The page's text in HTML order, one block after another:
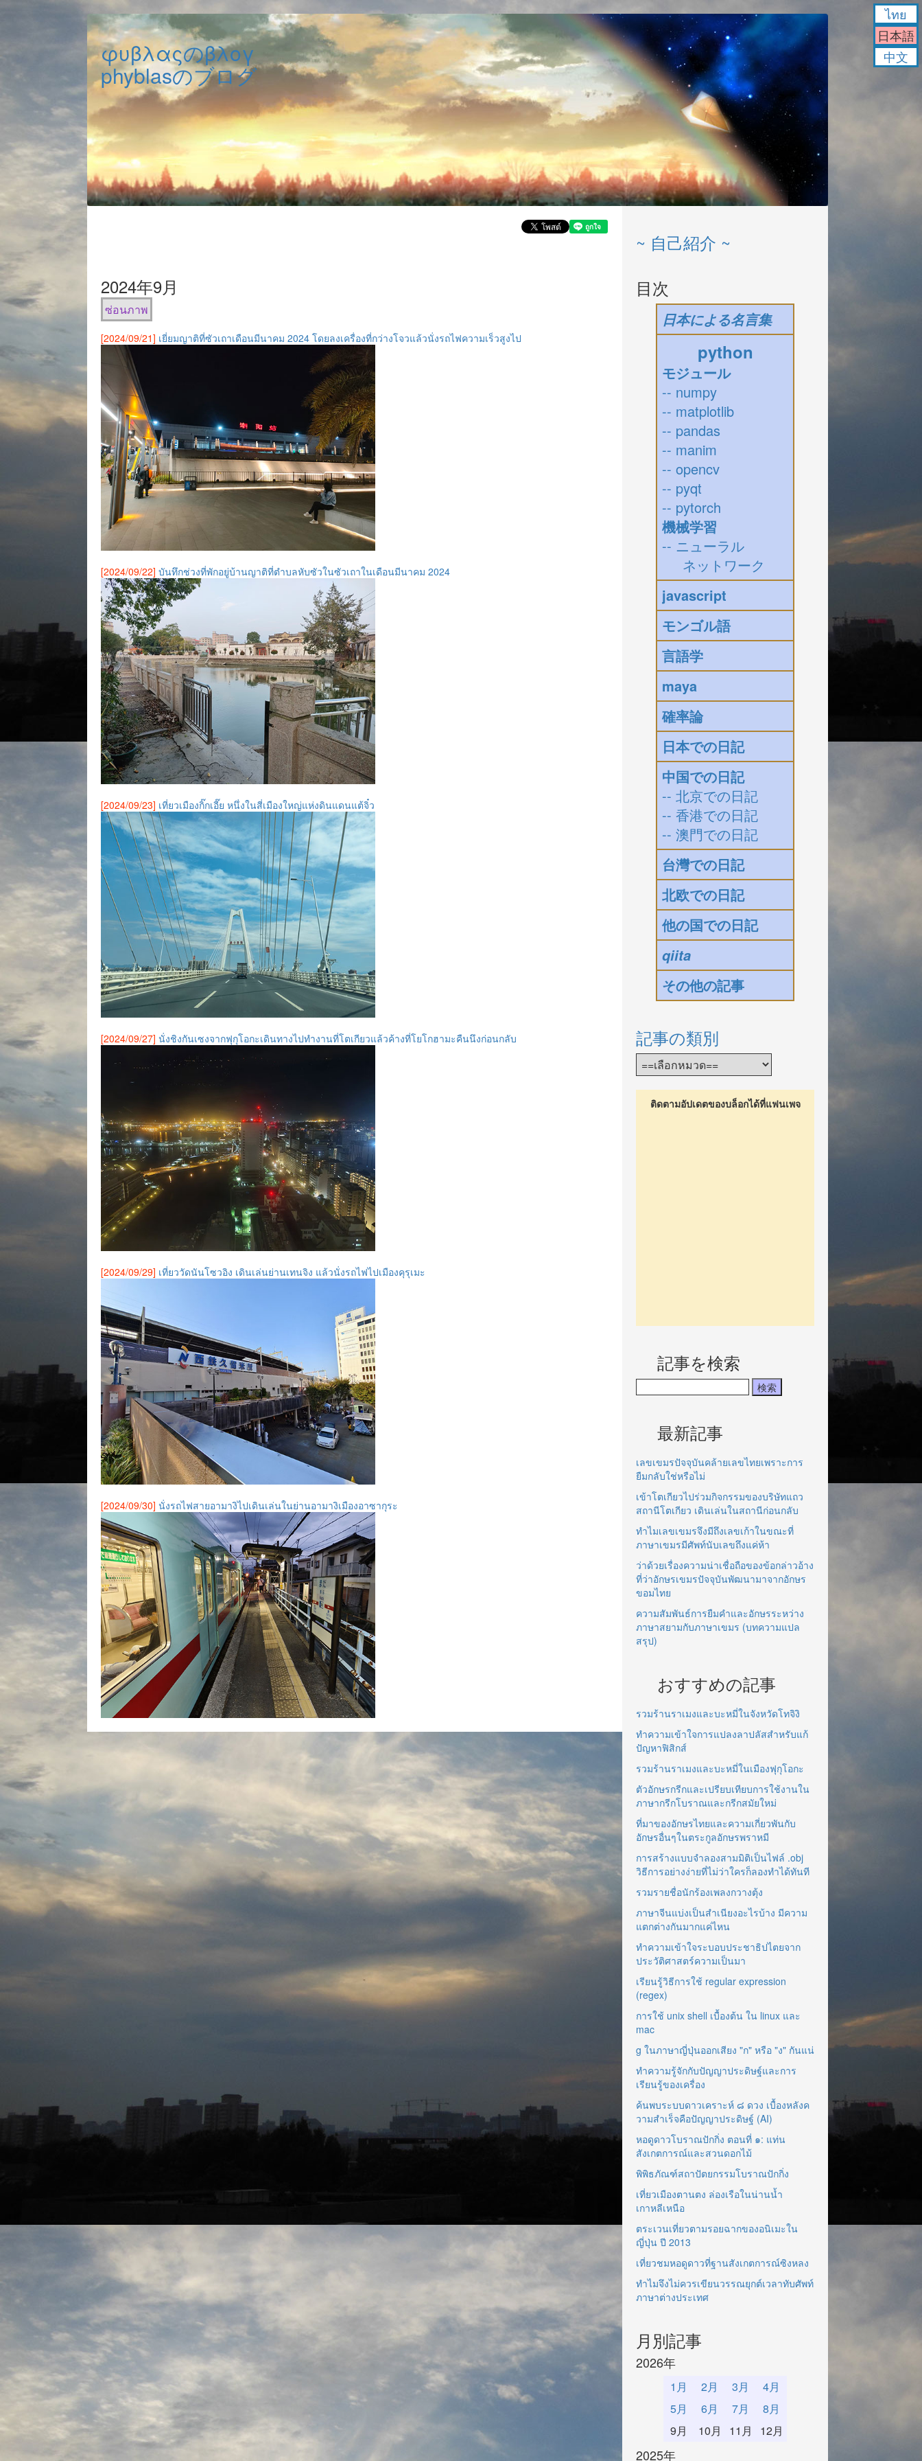
φυβλαςのβλογ
phyblasのブログ
2024年9月
ซ่อนภาพ
[2024/09/21] เยี่ยมญาติที่ซัวเถาเดือนมีนาคม 2024 โดยลงเครื่องที่กว่างโจวแล้วนั่งรถไฟความเร็วสูงไป
[2024/09/22] บันทึกช่วงที่พักอยู่บ้านญาติที่ตำบลหับซัวในซัวเถาในเดือนมีนาคม 2024
[2024/09/23] เที่ยวเมืองกิ๊กเอี๊ย หนึ่งในสี่เมืองใหญ่แห่งดินแดนแต้จิ๋ว
[2024/09/27] นั่งชิงกันเซงจากฟุกุโอกะเดินทางไปทำงานที่โตเกียวแล้วค้างที่โยโกฮามะคืนนึงก่อนกลับ
[2024/09/29] เที่ยววัดนันโซวอิง เดินเล่นย่านเทนจิง แล้วนั่งรถไฟไปเมืองคุรุเมะ
[2024/09/30] นั่งรถไฟสายอามางิไปเดินเล่นในย่านอามางิเมืองอาซากุระ
~ 自己紹介 ~
目次
日本による名言集
python
モジュール
-- numpy
-- matplotlib
-- pandas
-- manim
-- opencv
-- pyqt
-- pytorch
機械学習
-- ニューラル
ネットワーク
javascript
モンゴル語
言語学
maya
確率論
日本での日記
中国での日記
-- 北京での日記
-- 香港での日記
-- 澳門での日記
台灣での日記
北欧での日記
他の国での日記
qiita
その他の記事
記事の類別
ติดตามอัปเดตของบล็อกได้ที่แฟนเพจ
記事を検索
最新記事
เลขเขมรปัจจุบันคล้ายเลขไทยเพราะการ
ยืมกลับใช่หรือไม่
เข้าโตเกียวไปร่วมกิจกรรมของบริษัทแถว
สถานีโตเกียว เดินเล่นในสถานีก่อนกลับ
ทำไมเลขเขมรจึงมีถึงเลขเก้าในขณะที่
ภาษาเขมรมีศัพท์นับเลขถึงแค่ห้า
ว่าด้วยเรื่องความน่าเชื่อถือของข้อกล่าวอ้าง
ที่ว่าอักษรเขมรปัจจุบันพัฒนามาจากอักษร
ขอมไทย
ความสัมพันธ์การยืมคำและอักษรระหว่าง
ภาษาสยามกับภาษาเขมร (บทความแปล
สรุป)
おすすめの記事
รวมร้านราเมงและบะหมี่ในจังหวัดโทจิงิ
ทำความเข้าใจการแปลงลาปลัสสำหรับแก้
ปัญหาฟิสิกส์
รวมร้านราเมงและบะหมี่ในเมืองฟุกุโอกะ
ตัวอักษรกรีกและเปรียบเทียบการใช้งานใน
ภาษากรีกโบราณและกรีกสมัยใหม่
ที่มาของอักษรไทยและความเกี่ยวพันกับ
อักษรอื่นๆในตระกูลอักษรพราหมี
การสร้างแบบจำลองสามมิติเป็นไฟล์ .obj
วิธีการอย่างง่ายที่ไม่ว่าใครก็ลองทำได้ทันที
รวมรายชื่อนักร้องเพลงกวางตุ้ง
ภาษาจีนแบ่งเป็นสำเนียงอะไรบ้าง มีความ
แตกต่างกันมากแค่ไหน
ทำความเข้าใจระบอบประชาธิปไตยจาก
ประวัติศาสตร์ความเป็นมา
เรียนรู้วิธีการใช้ regular expression
(regex)
การใช้ unix shell เบื้องต้น ใน linux และ
mac
g ในภาษาญี่ปุ่นออกเสียง "ก" หรือ "ง" กันแน่
ทำความรู้จักกับปัญญาประดิษฐ์และการ
เรียนรู้ของเครื่อง
ค้นพบระบบดาวเคราะห์ ๘ ดวง เบื้องหลังค
วามสำเร็จคือปัญญาประดิษฐ์ (AI)
หอดูดาวโบราณปักกิ่ง ตอนที่ ๑: แท่น
สังเกตการณ์และสวนดอกไม้
พิพิธภัณฑ์สถาปัตยกรรมโบราณปักกิ่ง
เที่ยวเมืองตานตง ล่องเรือในน่านน้ำ
เกาหลีเหนือ
ตระเวนเที่ยวตามรอยฉากของอนิเมะใน
ญี่ปุ่น ปี 2013
เที่ยวชมหอดูดาวที่ฐานสังเกตการณ์ซิงหลง
ทำไมจึงไม่ควรเขียนวรรณยุกต์เวลาทับศัพท์
ภาษาต่างประเทศ
月別記事
2026年
1月 2月 3月
4月
5月
6月 7月
8月
9月
10月 11月 12月
2025年
ไทย
日本語
中文